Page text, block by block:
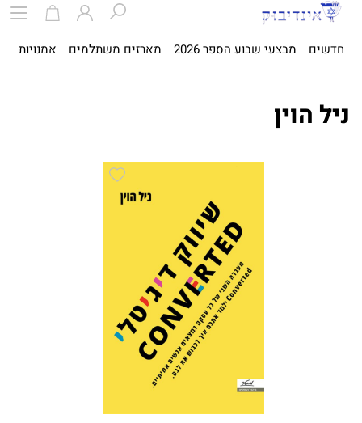
חדשים מבצעי שבוע הספר 2026 מארזים משתלמים אמנויות
ניל הוין